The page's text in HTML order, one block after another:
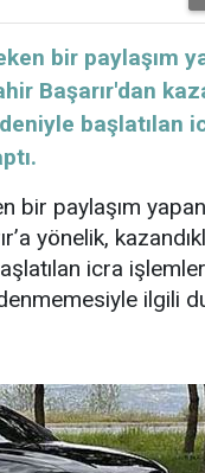
bir paylaşım
Başarır'dan
başlatılan
bir paylaşım
yönelik,
icra
ilgili